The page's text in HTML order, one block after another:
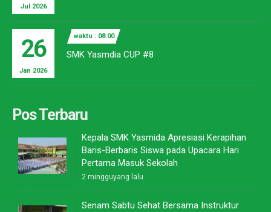
Jul 2026
26
Jan 2026
waktu : 08:00
SMK Yasmdia CUP #8
Pos Terbaru
Kepala SMK Yasmida Apresiasi Kerapihan
Baris-Berbaris Siswa pada Upacara Hari
Pertama Masuk Sekolah
2 mingguyang lalu
Senam Sabtu Sehat Bersama Instruktur